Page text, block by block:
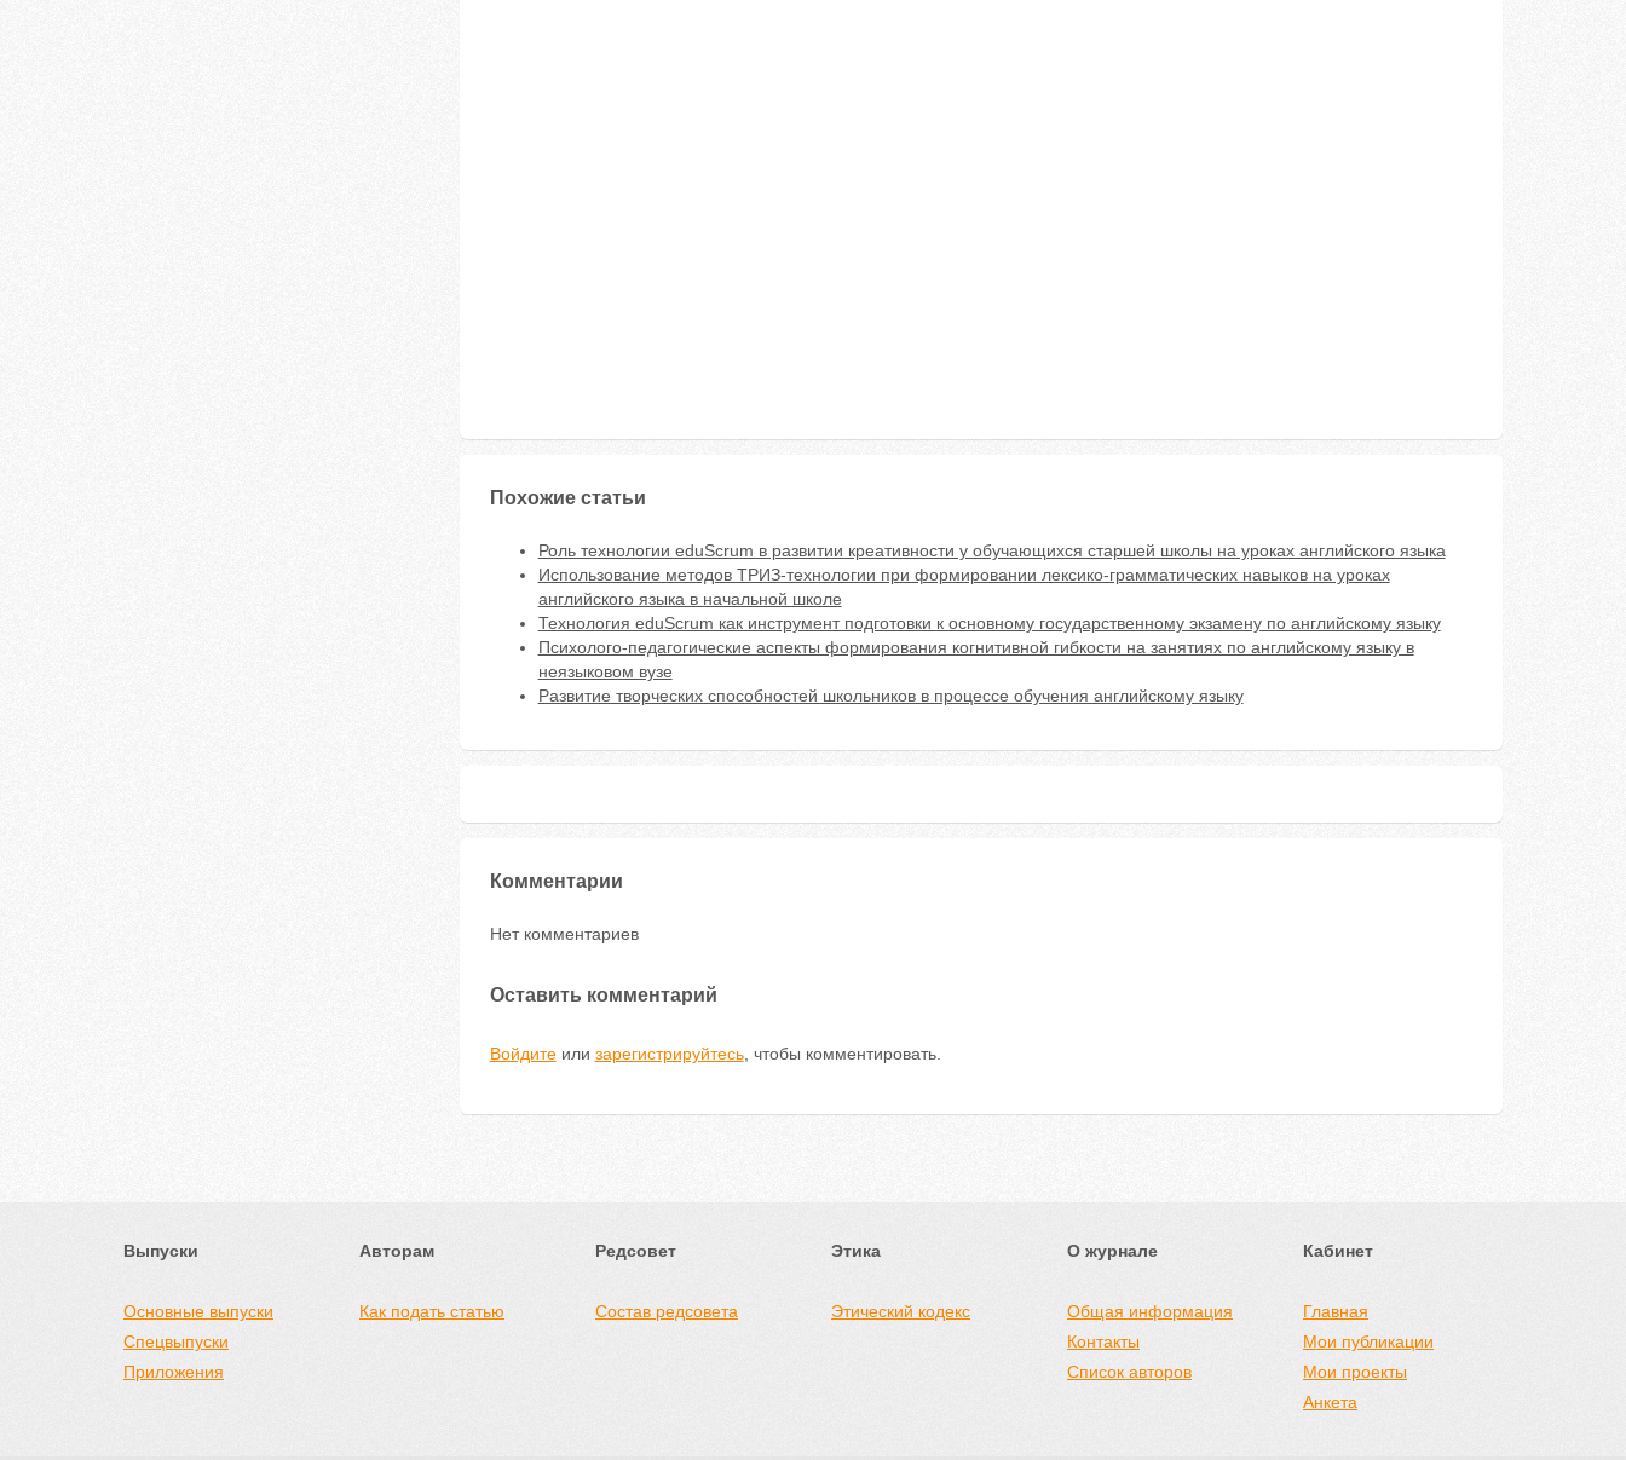
Похожие статьи
Роль технологии eduScrum в развитии креативности у обучающихся старшей школы на уроках английского языка
Использование методов ТРИЗ-технологии при формировании лексико-грамматических навыков на уроках
английского языка в начальной школе
Технология еduScrum как инструмент подготовки к основному государственному экзамену по английскому языку
Психолого-педагогические аспекты формирования когнитивной гибкости на занятиях по английскому языку в
неязыковом вузе
Развитие творческих способностей школьников в процессе обучения английскому языку
Комментарии
Нет комментариев
Оставить комментарий
Войдитеили зарегистрируйтесь, чтобы комментировать.
Выпуски
Основные выпуски
Спецвыпуски
Приложения
Авторам
Как подать статью
Редсовет
Состав редсовета
Этика
Этический кодекс
О журнале
Общая информация
Контакты
Список авторов
Кабинет
Главная
Мои публикации
Мои проекты
Анкета